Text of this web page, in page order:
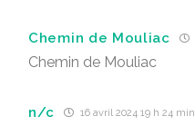
Chemin de Mouliac
Chemin de Mouliac
n/c 16 avril 2024 19 h 24 min